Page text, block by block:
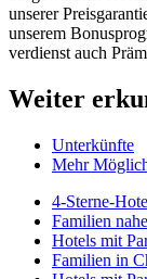
unserer
unserem
verdienst auch
Weiter
Unterkünfte
Mehr
4-Sterne-
Familien
Hotels mit
Familien in